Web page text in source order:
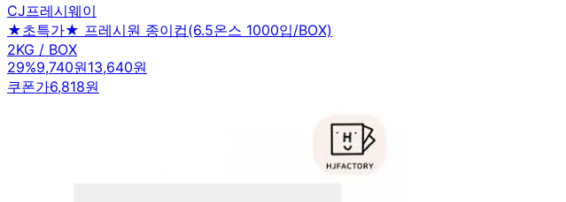
CJ프레시웨이
★초특가★ 프레시원 종이컵(6.5온스 1000입/BOX)
2KG / BOX
29%9,740원13,640원
쿠폰가6,818원